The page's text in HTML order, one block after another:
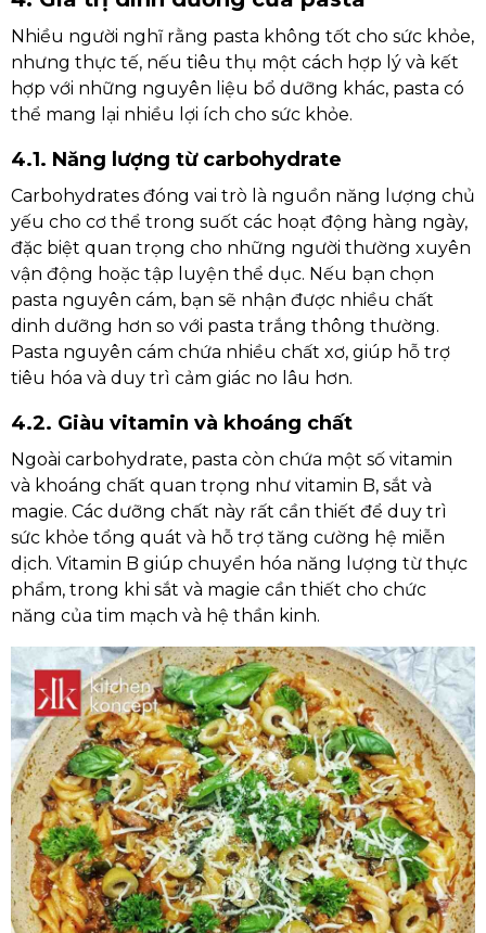
Nhiều người nghĩ rằng pasta không tốt cho sức khỏe,
nhưng thực tế, nếu tiêu thụ một cách hợp lý và kết
hợp với những nguyên liệu bổ dưỡng khác, pasta có
thể mang lại nhiều lợi ích cho sức khỏe.
4.1. Năng lượng từ carbohydrate
Carbohydrates đóng vai trò là nguồn năng lượng chủ
yếu cho cơ thể trong suốt các hoạt động hàng ngày,
đặc biệt quan trọng cho những người thường xuyên
vận động hoặc tập luyện thể dục. Nếu bạn chọn
pasta nguyên cám, bạn sẽ nhận được nhiều chất
dinh dưỡng hơn so với pasta trắng thông thường.
Pasta nguyên cám chứa nhiều chất xơ, giúp hỗ trợ
tiêu hóa và duy trì cảm giác no lâu hơn.
4.2. Giàu vitamin và khoáng chất
Ngoài carbohydrate, pasta còn chứa một số vitamin
và khoáng chất quan trọng như vitamin B, sắt và
magie. Các dưỡng chất này rất cần thiết để duy trì
sức khỏe tổng quát và hỗ trợ tăng cường hệ miễn
dịch. Vitamin B giúp chuyển hóa năng lượng từ thực
phẩm, trong khi sắt và magie cần thiết cho chức
năng của tim mạch và hệ thần kinh.